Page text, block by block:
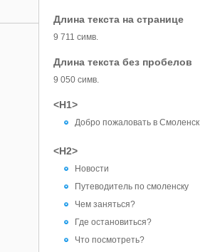
Длина текста на странице
9 711 симв.
Длина текста без пробелов
9 050 симв.
<H1>
Добро пожаловать в Смоленск
<H2>
Новости
Путеводитель по смоленску
Чем заняться?
Где остановиться?
Что посмотреть?